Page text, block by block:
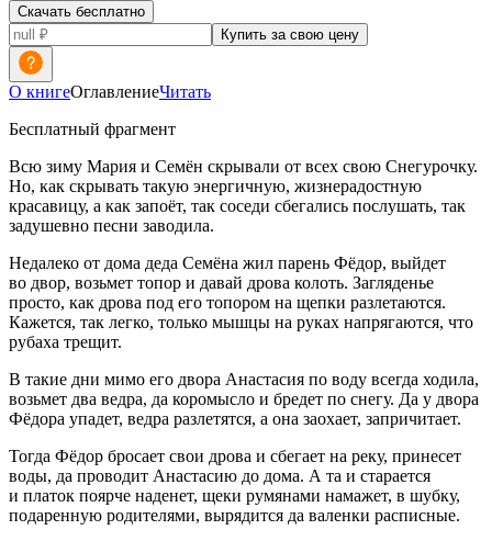
Скачать бесплатно
Купить за свою цену
О книгеОглавлениеЧитать
Бесплатный фрагмент
Всю зиму Мария и Семён скрывали от всех свою Снегурочку.
Но, как скрывать такую энергичную, жизнерадостную
красавицу, а как запоёт, так соседи сбегались послушать, так
задушевно песни заводила.
Недалеко от дома деда Семёна жил парень Фёдор, выйдет
во двор, возьмет топор и давай дрова колоть. Загляденье
просто, как дрова под его топором на щепки разлетаются.
Кажется, так легко, только мышцы на руках напрягаются, что
рубаха трещит.
В такие дни мимо его двора Анастасия по воду всегда ходила,
возьмет два ведра, да коромысло и бредет по снегу. Да у двора
Фёдора упадет, ведра разлетятся, а она заохает, запричитает.
Тогда Фёдор бросает свои дрова и сбегает на реку, принесет
воды, да проводит Анастасию до дома. А та и старается
и платок поярче наденет, щеки румянами намажет, в шубку,
подаренную родителями, вырядится да валенки расписные.